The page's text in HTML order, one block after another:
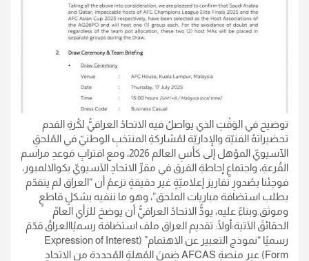
توضيح في الوَقْتِ الذي يواصلُ فيه الاتحادُ العراقيُّ لكُرةِ القدم
تحضيراتهُ الفنيّة والإداريّة لمُشاركةِ المنتخبِ الوطنيّ في المُلحقِ
الآسيويّ المؤهل إلى كأسِ العالم 2026، ومع اقترابِ مَوعدِ مراسم
القُرعةِ، واجتماعِ إحاطةِ الفرق في مقرِّ الاتحادِ الآسيويّ بكوالالمبور،
فوجئنا بصُدورِ تقاريرَ إعلاميّةٍ غير دقيقةٍ تزعمُ أن “العراق لم يتقدّم
بطلب استضافة مباريات الملحق”، وهو ما ننفيه بشكلٍ قاطعٍ
وموثق.وبناءً عليه، يودُّ الاتحادُ العراقيُّ أن يوضحَ للرَأي العامّ
الحقائقَ الآتية:أولًا: تقديم العراق ملف استضافة رسميًاالعراقُ قدّمَ
رسميًا “نموذج التعبير عن الاهتمام” (Expression of Interest
Form) عبر منصةِ AFCAS ضِمنَ المُهلةِ المُحددة من الاتحادِ